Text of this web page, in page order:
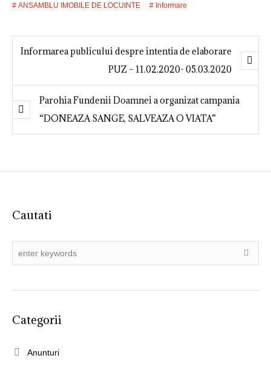
ANSAMBLU IMOBILE DE LOCUINTE Informare
Informarea publicului despre intentia de elaborare
PUZ – 11.02.2020- 05.03.2020
Parohia Fundenii Doamnei a organizat campania
“DONEAZA SANGE, SALVEAZA O VIATA”
Cautati
Categorii
Anunturi